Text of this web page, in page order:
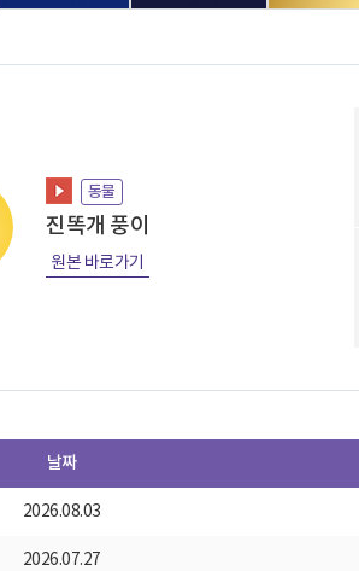
동물
진똑개 풍이
원본 바로가기
날짜
2026.08.03
2026.07.27